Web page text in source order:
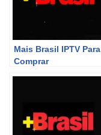
Mais Brasil IPTV Para
Comprar